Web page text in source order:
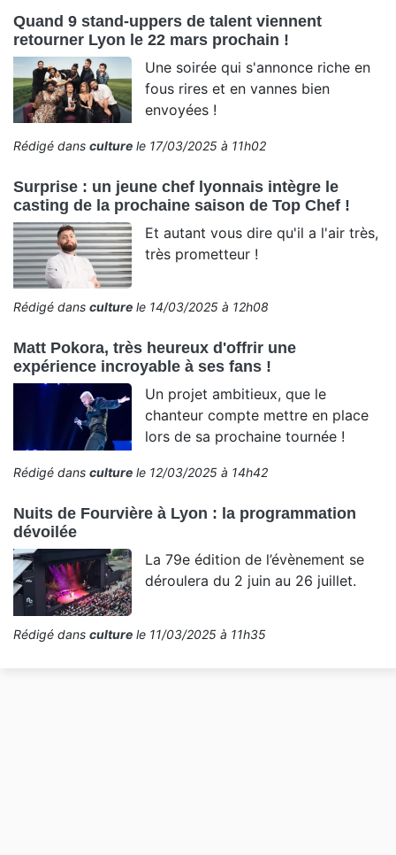
Quand 9 stand-uppers de talent viennent
retourner Lyon le 22 mars prochain !
Une soirée qui s'annonce riche en
fous rires et en vannes bien
envoyées !
Rédigé dans culture le 17/03/2025 à 11h02
Surprise : un jeune chef lyonnais intègre le
casting de la prochaine saison de Top Chef !
Et autant vous dire qu'il a l'air très,
très prometteur !
Rédigé dans culture le 14/03/2025 à 12h08
Matt Pokora, très heureux d'offrir une
expérience incroyable à ses fans !
Un projet ambitieux, que le
chanteur compte mettre en place
lors de sa prochaine tournée !
Rédigé dans culture le 12/03/2025 à 14h42
Nuits de Fourvière à Lyon : la programmation
dévoilée
La 79e édition de l’évènement se
déroulera du 2 juin au 26 juillet.
Rédigé dans culture le 11/03/2025 à 11h35